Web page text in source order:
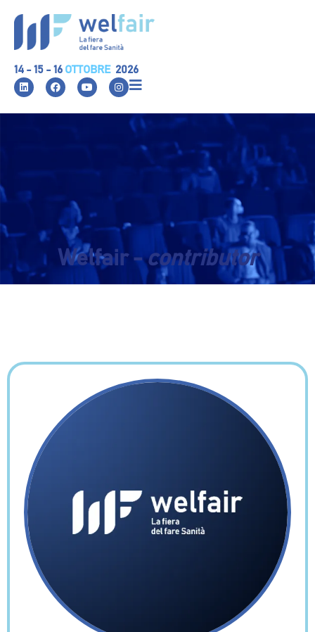
14 - 15 - 16 OTTOBRE 2026
Welfair -contributor